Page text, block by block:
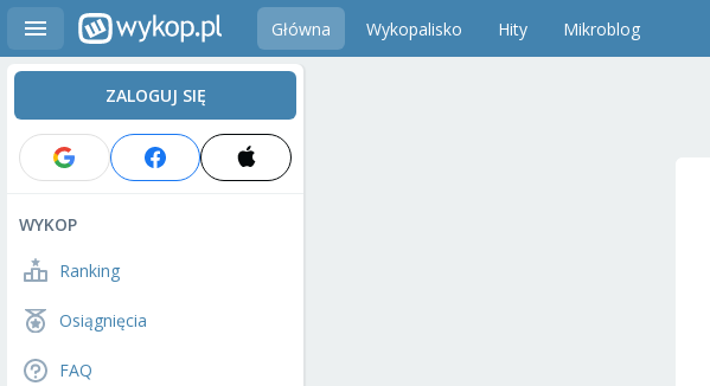
Główna Wykopalisko Hity Mikroblog
ZALOGUJ SIĘ
WYKOP
Ranking
Osiągnięcia
FAQ